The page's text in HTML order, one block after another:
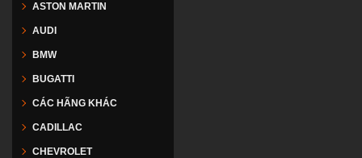
ASTON MARTIN
AUDI
BMW
BUGATTI
CÁC HÃNG KHÁC
CADILLAC
CHEVROLET